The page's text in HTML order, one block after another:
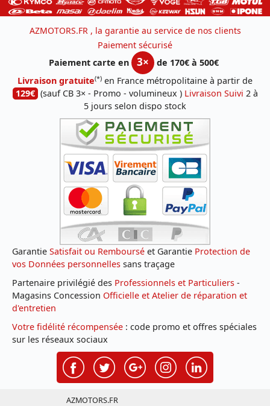
AZMOTORS.FR , la garantie au service de nos clients
Paiement sécurisé
Paiement carte en
3×
de 170€ à 500€
Livraison gratuite(*) en France métropolitaine à partir de
129€ (sauf CB 3× - Promo - volumineux ) Livraison Suivi 2 à
5 jours selon dispo stock
Garantie Satisfait ou Remboursé et Garantie Protection de
vos Données personnelles sans traçage
Partenaire privilégié des Professionnels et Particuliers -
Magasins Concession Officielle et Atelier de réparation et
d'entretien
Votre fidélité récompensée : code promo et offres spéciales
sur les réseaux sociaux
AZMOTORS.FR